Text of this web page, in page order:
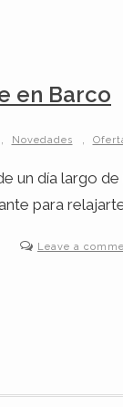
en Barco
Novedades
un día largo
para
Leave a